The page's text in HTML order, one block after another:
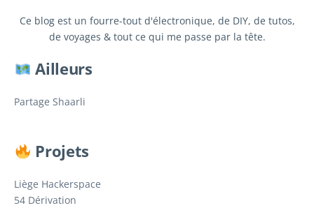
Ce blog est un fourre-tout d'électronique, de DIY, de tutos,
de voyages & tout ce qui me passe par la tête.
Ailleurs
Partage Shaarli
Projets
Liège Hackerspace
54 Dérivation